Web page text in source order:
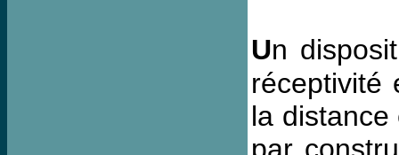
Un
réceptivité
la
par